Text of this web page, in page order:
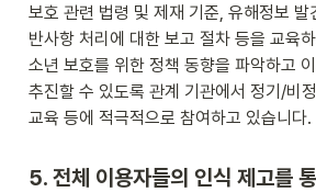
보호 관련 법령 및 제재 기준, 유해정보 발
반사항 처리에 대한 보고 절차 등을 교육
소년 보호를 위한 정책 동향을 파악하고
추진할 수 있도록 관계 기관에서 정기/비
교육 등에 적극적으로 참여하고 있습니다.
5. 전체 이용자들의 인식 제고를